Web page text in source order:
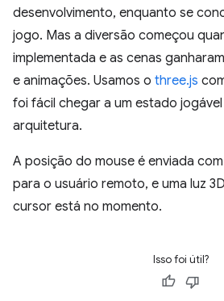
desenvolvimento, enquanto se
jogo. Mas a diversão começou
implementada e as cenas
e animações. Usamos o three.js
foi fácil chegar a um estado
arquitetura.
A posição do mouse é enviada
para o usuário remoto, e uma luz
cursor está no momento.
Isso foi útil?